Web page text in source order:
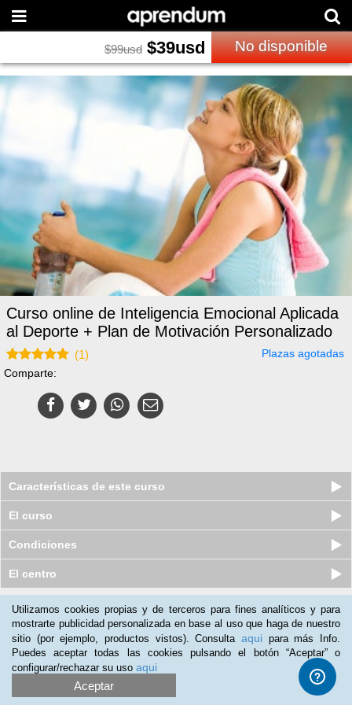
$99usd $39usd No disponible
Curso online de Inteligencia Emocional Aplicada
al Deporte + Plan de Motivación Personalizado
(1)
Plazas agotadas
Comparte:
Características de este curso
El curso
Condiciones
El centro
Nuestros clientes opinan:
Rosalia Orgaz (03-02-2015)
Inteligencia Emocional la calidad me ha parecido estupenda y se
lo recomendaria a todo el mundo en especial a los deportistas
Utilizamos cookies propias y de terceros para fines analíticos y para
mostrarte publicidad personalizada en base al uso que haga de nuestro
sitio (por ejemplo, productos vistos). Consulta aqui para más Info.
Puedes aceptar todas las cookies pulsando el botón “Aceptar” o
configurar/rechazar su uso aqui
Aceptar